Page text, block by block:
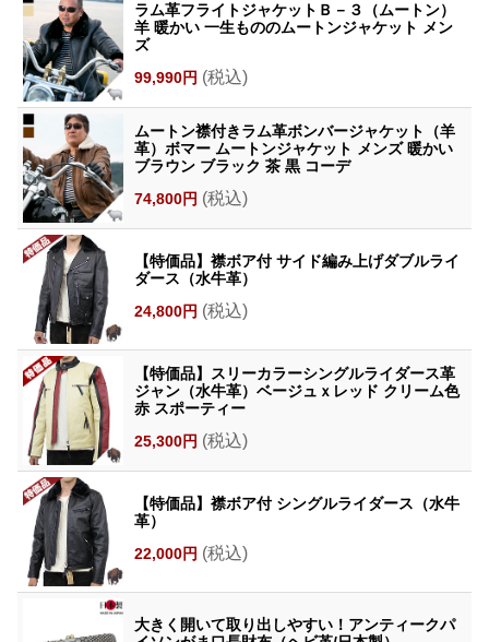
ラム革フライトジャケットＢ－３（ムートン）
羊 暖かい 一生もののムートンジャケット メン
ズ
99,990円 (税込)
ムートン襟付きラム革ボンバージャケット（羊
革）ボマー ムートンジャケット メンズ 暖かい
ブラウン ブラック 茶 黒 コーデ
74,800円 (税込)
【特価品】襟ボア付 サイド編み上げダブルライ
ダース（水牛革）
24,800円 (税込)
【特価品】スリーカラーシングルライダース革
ジャン（水牛革）ベージュｘレッド クリーム色
赤 スポーティー
25,300円 (税込)
【特価品】襟ボア付 シングルライダース（水牛
革）
22,000円 (税込)
大きく開いて取り出しやすい！アンティークパ